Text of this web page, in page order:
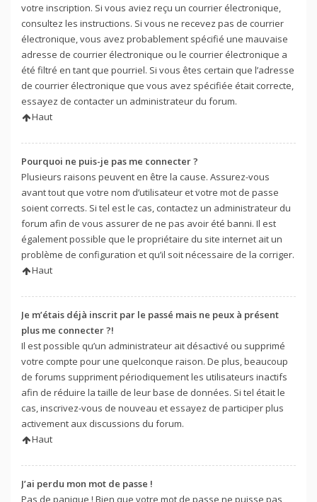
votre inscription. Si vous aviez reçu un courrier électronique,
consultez les instructions. Si vous ne recevez pas de courrier
électronique, vous avez probablement spécifié une mauvaise
adresse de courrier électronique ou le courrier électronique a
été filtré en tant que pourriel. Si vous êtes certain que l’adresse
de courrier électronique que vous avez spécifiée était correcte,
essayez de contacter un administrateur du forum.
Haut
Pourquoi ne puis-je pas me connecter ?
Plusieurs raisons peuvent en être la cause. Assurez-vous
avant tout que votre nom d’utilisateur et votre mot de passe
soient corrects. Si tel est le cas, contactez un administrateur du
forum afin de vous assurer de ne pas avoir été banni. Il est
également possible que le propriétaire du site internet ait un
problème de configuration et qu’il soit nécessaire de la corriger.
Haut
Je m’étais déjà inscrit par le passé mais ne peux à présent
plus me connecter ?!
Il est possible qu’un administrateur ait désactivé ou supprimé
votre compte pour une quelconque raison. De plus, beaucoup
de forums suppriment périodiquement les utilisateurs inactifs
afin de réduire la taille de leur base de données. Si tel était le
cas, inscrivez-vous de nouveau et essayez de participer plus
activement aux discussions du forum.
Haut
J’ai perdu mon mot de passe !
Pas de panique ! Bien que votre mot de passe ne puisse pas